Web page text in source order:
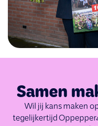
Samen
Wil jij kans maken
tegelijkertijd